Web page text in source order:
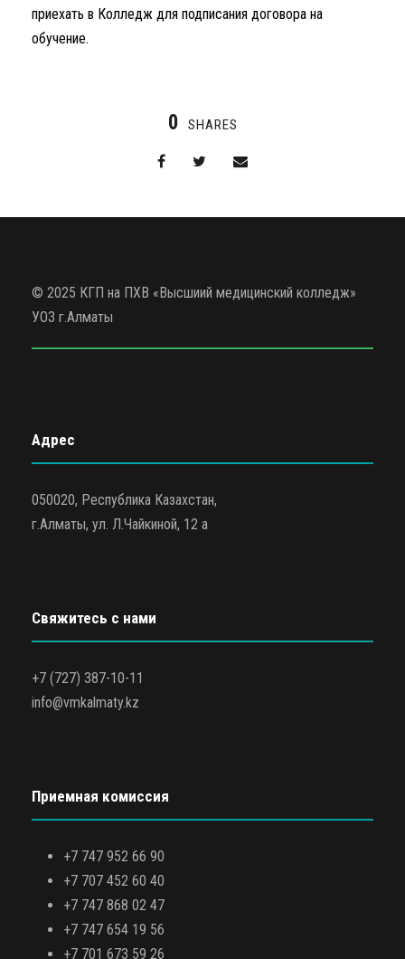
приехать в Колледж для подписания договора на
обучение.
0 SHARES
© 2025 КГП на ПХВ «Высшиий медицинский колледж»
УОЗ г.Алматы
Адрес
050020, Республика Казахстан,
г.Алматы, ул. Л.Чайкиной, 12 а
Свяжитесь с нами
+7 (727) 387-10-11
info@vmkalmaty.kz
Приемная комиссия
+7 747 952 66 90
+7 707 452 60 40
+7 747 868 02 47
+7 747 654 19 56
+7 701 673 59 26